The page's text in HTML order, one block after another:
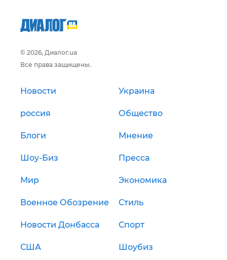
© 2026, Диалог.ua
Все права защищены.
Новости Украина
россия Общество
Блоги Мнение
Шоу-Биз Пресса
Мир Экономика
Военное Обозрение Стиль
Новости Донбасса Спорт
США Шоубиз